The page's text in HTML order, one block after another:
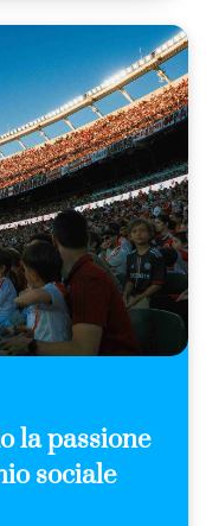
la passione
sociale